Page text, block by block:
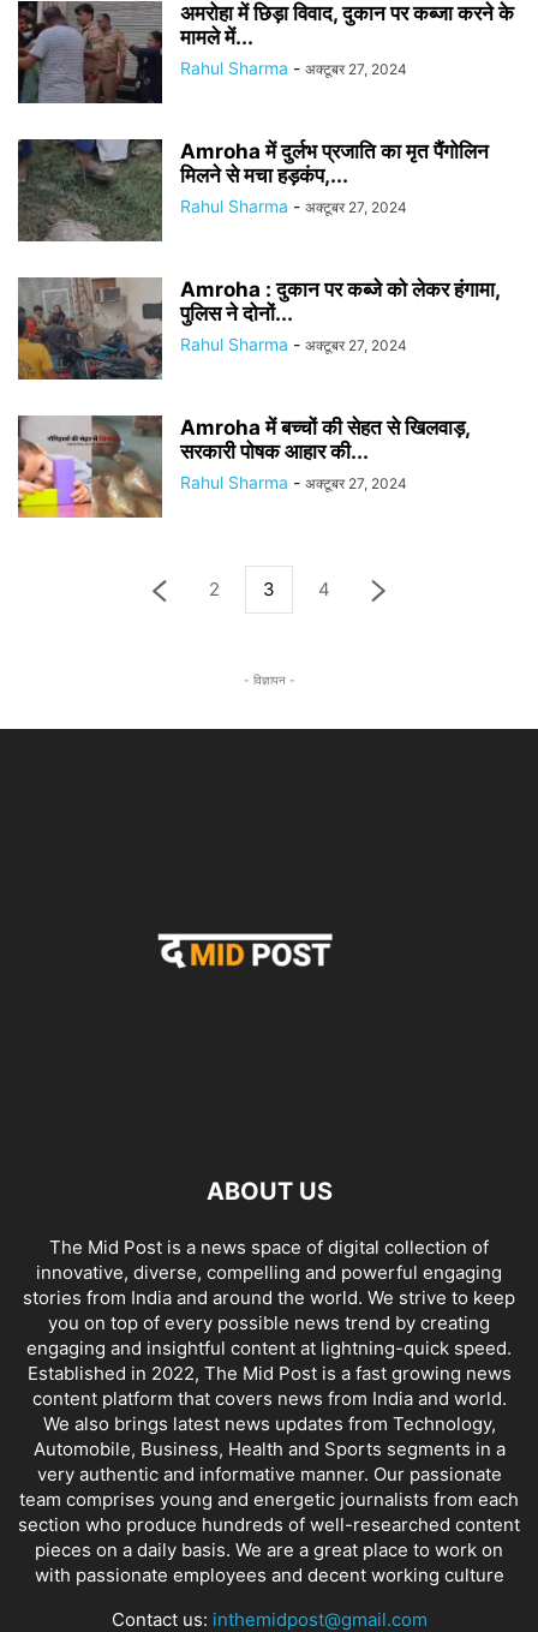
अमरोहा में छिड़ा विवाद, दुकान पर कब्जा करने के
मामले में...
Rahul Sharma - अक्टूबर 27, 2024
Amroha में दुर्लभ प्रजाति का मृत पैंगोलिन
मिलने से मचा हड़कंप,...
Rahul Sharma - अक्टूबर 27, 2024
Amroha : दुकान पर कब्जे को लेकर हंगामा,
पुलिस ने दोनों...
Rahul Sharma - अक्टूबर 27, 2024
Amroha में बच्चों की सेहत से खिलवाड़,
सरकारी पोषक आहार की...
Rahul Sharma - अक्टूबर 27, 2024
2 3 4
- विज्ञापन -
ABOUT US
The Mid Post is a news space of digital collection of
innovative, diverse, compelling and powerful engaging
stories from India and around the world. We strive to keep
you on top of every possible news trend by creating
engaging and insightful content at lightning-quick speed.
Established in 2022, The Mid Post is a fast growing news
content platform that covers news from India and world.
We also brings latest news updates from Technology,
Automobile, Business, Health and Sports segments in a
very authentic and informative manner. Our passionate
team comprises young and energetic journalists from each
section who produce hundreds of well-researched content
pieces on a daily basis. We are a great place to work on
with passionate employees and decent working culture
Contact us: inthemidpost@gmail.com